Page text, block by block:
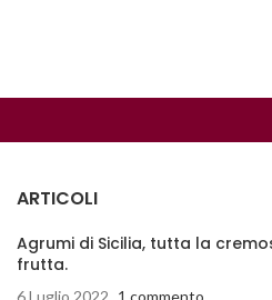
ARTICOLI
Agrumi di Sicilia, tutta la
frutta.
6 Luglio 2022 1 commento